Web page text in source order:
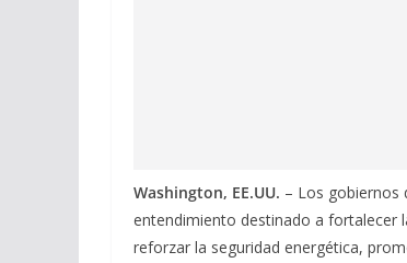
Washington, EE.UU. – Los gobiernos
entendimiento destinado a fortalecer
reforzar la seguridad energética,